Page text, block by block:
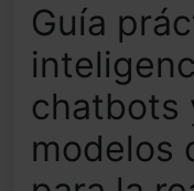
Guía
chatbots
modelos